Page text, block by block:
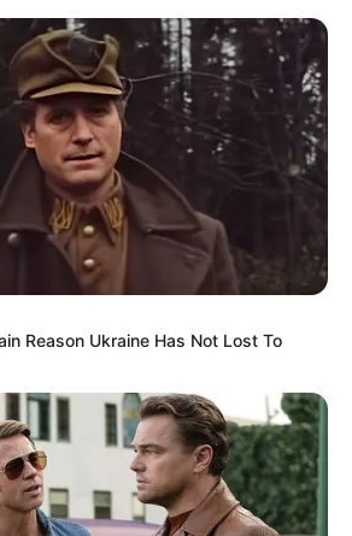
Reason Ukraine Has Not Lost To